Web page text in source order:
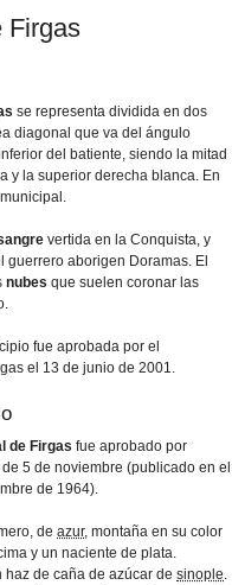
Firgas
se representa dividida en dos
diagonal que va del ángulo
del batiente, siendo la mitad
y la superior derecha blanca. En
vertida en la Conquista, y
guerrero aborigen Doramas. El
nubes que suelen coronar las
fue aprobada por el
el 13 de junio de 2001.
de Firgas fue aprobado por
5 de noviembre (publicado en el
de 1964).
de azur, montaña en su color
y un naciente de plata.
haz de caña de azúcar de sinople.